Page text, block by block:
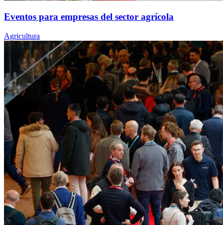
Eventos para empresas del sector agrícola
Agricultura